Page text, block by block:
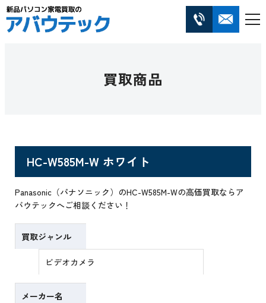
買取商品
HC-W585M-W ホワイト
Panasonic（パナソニック）のHC-W585M-Wの高価買取ならア
バウテックへご相談ください！
買取ジャンル
ビデオカメラ
メーカー名